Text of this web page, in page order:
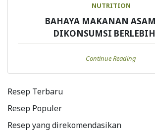
NUTRITION
BAHAYA MAKANAN
DIKONSUMSI
Continue Reading
Resep Terbaru
Resep Populer
Resep yang direkomendasikan